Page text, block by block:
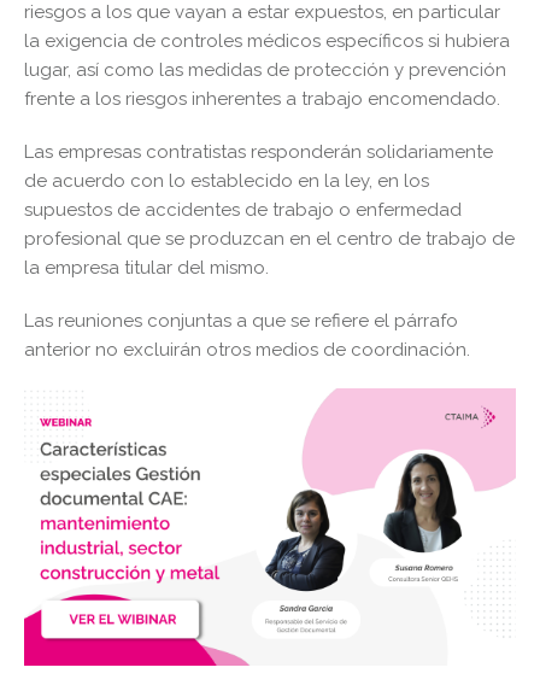
riesgos a los que vayan a estar expuestos, en particular
la exigencia de controles médicos específicos si hubiera
lugar, así como las medidas de protección y prevención
frente a los riesgos inherentes a trabajo encomendado.
Las empresas contratistas responderán solidariamente
de acuerdo con lo establecido en la ley, en los
supuestos de accidentes de trabajo o enfermedad
profesional que se produzcan en el centro de trabajo de
la empresa titular del mismo.
Las reuniones conjuntas a que se refiere el párrafo
anterior no excluirán otros medios de coordinación.